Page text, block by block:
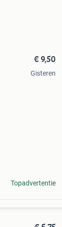
€ 9,50
Gisteren
Topadvertentie